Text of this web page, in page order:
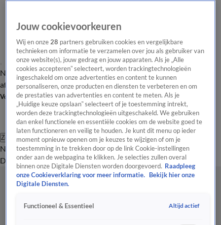
Nieuws van de DagOpinie van de Dag Onze categorieën Laatste
afleveringVideo's Nieuws van de Dag Podcast
Volg Nieuws van de Dag
Zoeken
Nieuws van de DagOpinie van de
Dag
Video'sUitzendingen PodcastPanelContact
Jouw cookievoorkeuren
Wij en onze28 partners gebruiken cookies en vergelijkbare
technieken om informatie te verzamelen over jou als gebruiker van
onze website(s), jouw gedrag en jouw apparaten. Als je „Alle
cookies accepteren” selecteert, worden trackingtechnologieën
ingeschakeld om onze advertenties en content te kunnen
personaliseren, onze producten en diensten te verbeteren en om
de prestaties van advertenties en content te meten. Als je
„Huidige keuze opslaan” selecteert of je toestemming intrekt,
worden deze trackingtechnologieën uitgeschakeld. We gebruiken
dan enkel functionele en essentiële cookies om de website goed te
laten functioneren en veilig te houden. Je kunt dit menu op ieder
moment opnieuw openen om je keuzes te wijzigen of om je
toestemming in te trekken door op de link Cookie-instellingen
onder aan de webpagina te klikken. Je selecties zullen overal
binnen onze Digitale Diensten worden doorgevoerd. Raadpleeg
onze Cookieverklaring voor meer informatie.
Bekijk hier onze
Digitale Diensten.
Functioneel & Essentieel Altijd actief